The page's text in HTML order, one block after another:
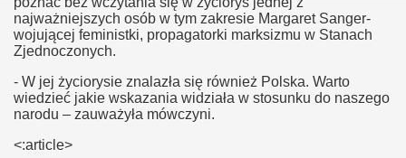
najważniejszych osób w tym zakresie Margaret Sanger-
wojującej feministki, propagatorki marksizmu w Stanach
Zjednoczonych.
- W jej życiorysie znalazła się również Polska. Warto
wiedzieć jakie wskazania widziała w stosunku do naszego
narodu – zauważyła mówczyni.
<:article>
ministry